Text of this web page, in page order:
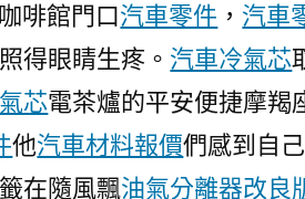
咖啡館門口汽車零件 ， 汽車
得眼睛生疼。 汽車冷氣芯
芯電茶爐的平安便捷摩羯
他汽車材料報價們感到自
在隨風飄油氣分離器改良